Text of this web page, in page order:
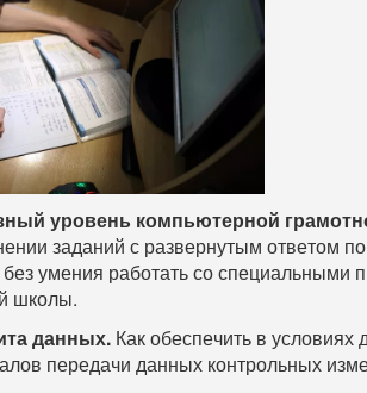
уровень компьютерной
заданий с развернутым ответом
умения работать со специальными
школы.
данных. Как обеспечить в
передачи данных контрольных